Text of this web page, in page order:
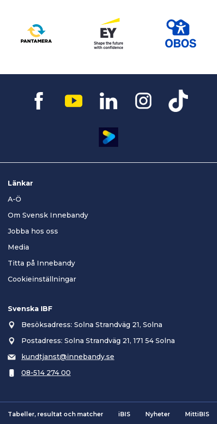
Länkar
A-Ö
Om Svensk Innebandy
Jobba hos oss
Media
Titta på Innebandy
Cookieinställningar
Svenska IBF
Besöksadress: Solna Strandväg 21, Solna
Postadress: Solna Strandväg 21, 171 54 Solna
kundtjanst@innebandy.se
08-514 274 00
Tabeller, resultat och matcher iBIS Nyheter MittiBIS